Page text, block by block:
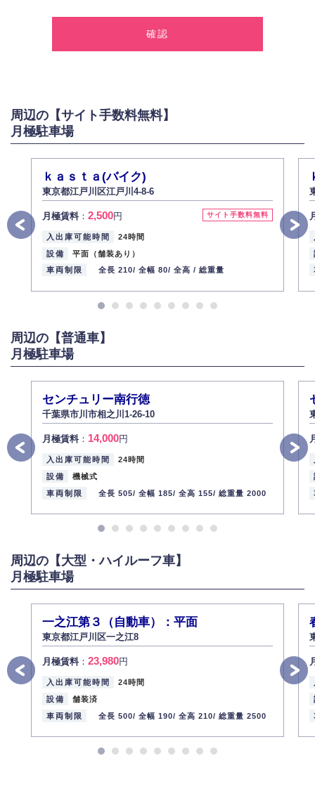
2.個人情報の利用
お問い合わせに対する回答、資料等の送付
採用に関する回答、情報の提供
弊社は取り扱う個人情報の外部への漏洩を防止し、その利用目的に応じて
適切かつ安全に管理します。
4.個人情報の第三者提供
法的義務など正当な理由に基づく要請があった場合を除き、お客様の個人
情報をご本人の同意なく第三者に提供いたしません。
5.個人情報の開示・訂正・削除
お客様ご本人から自己の個人情報開示の請求があった場合、すみやかに開
ん）。
また、個人情報の内容に誤りがあり、ご本人から訂正・追加・削除の請求
6.個人情報管理の社内教育
弊社社員全員が、個人情報の取り扱いについての重要性を理解し、より適
切に管理するよう社内教育を実施してまいります。
代表取締役社長 野口 幸男
周辺の【サイト手数料無料】
月極駐車場
ｋａｓｔａ(バイク)
東京都江戸川区江戸川4-8-6
サイト手数料無料
月極賃料： 2,500円
入出庫可能時間
24時間
設備
平面（舗装あり）
車両制限
全長 210/ 全幅 80/ 全高 / 総重量
周辺の【普通車】
月極駐車場
センチュリー南行徳
千葉県市川市相之川1-26-10
月極賃料： 14,000円
入出庫可能時間
24時間
設備
機械式
車両制限
全長 505/ 全幅 185/ 全高 155/ 総重量 2000
周辺の【大型・ハイルーフ車】
月極駐車場
一之江第３（自動車）：平面
東京都江戸川区一之江8
月極賃料： 23,980円
入出庫可能時間
24時間
設備
舗装済
車両制限
全長 500/ 全幅 190/ 全高 210/ 総重量 2500